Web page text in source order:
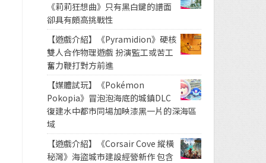
《莉莉狂想曲》只有黑白鍵的譜面
卻具有頗高挑戰性
【遊戲介紹】《Pyramidion》硬核
雙人合作物理遊戲 扮演監工或苦工
奮力鞭打對方前進
【媒體試玩】《Pokémon
Pokopia》冒泡泡海底的城鎮DLC
復建水中都市同場加映漆黑一片的深海區
域
【遊戲介紹】《Corsair Cove 縱橫
秘灣》海盜城市建設經營新作 包含